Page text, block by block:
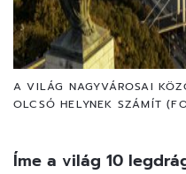
A VILÁG NAGYVÁROSAI
OLCSÓ HELYNEK SZÁMÍT
Íme a világ 10